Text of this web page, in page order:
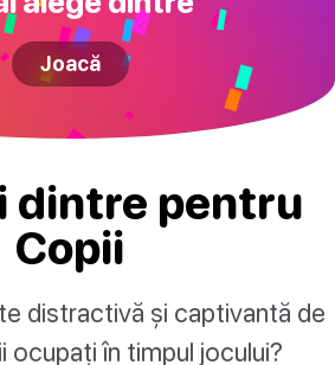
Joacă
dintre pentru
Copii
distractivă și captivantă de
ocupați în timpul jocului?